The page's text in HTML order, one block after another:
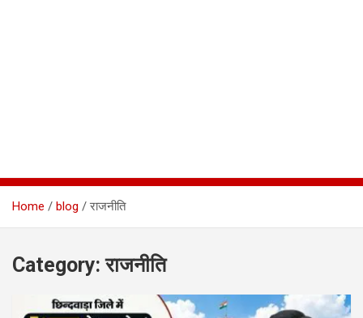
Home blog राजनीति
Category:राजनीति